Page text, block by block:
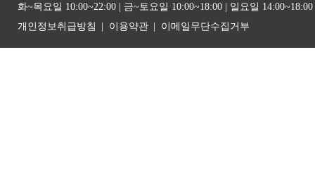
화~목요일 10:00~22:00 | 금~토요일 10:00~18:00 | 일요일
개인정보취급방침
이용약관 이메일무단수집거부